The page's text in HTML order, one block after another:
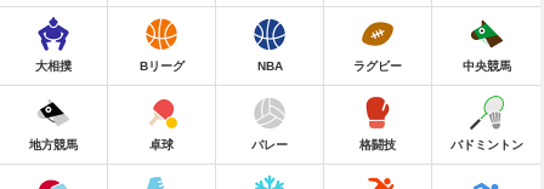
大相撲 Bリーグ NBA ラグビー 中央競馬
地方競馬 卓球 バレー 格闘技 バドミントン